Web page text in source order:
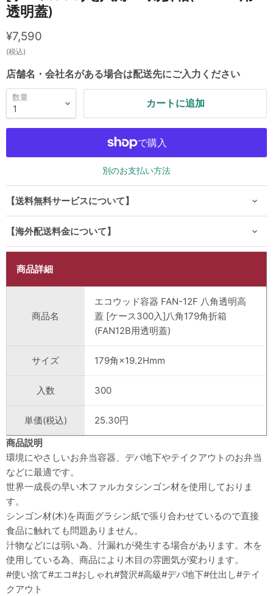
透明蓋)
現在の価格
¥7,590
(税込)
店舗名・会社名がある場合は配送先にご入力ください
数量
カートに追加
別のお支払い方法
【送料無料サービスについて】
【海外配送料金について】
商品詳細
商品名
エコウッド容器 FAN-12F 八角透明高
蓋 [ケース300入]八角179角折箱
(FAN12B用透明蓋)
サイズ 179角×19.2Hmm
入数 300
単価(税込)
25.30円
商品説明
環境にやさしいお弁当容器、デパ地下やテイクアウトのお弁当
などに最適です。
世界一成長の早い木ファルカタシンゴン材を使用しておりま
す。
シンゴン材(木)を両面グラシン紙で張り合わせているので直接
食品に触れても問題ありません。
汁物などには弱い為、汁漏れが発生する場合があります。木を
使用している為、商品により木目の雰囲気が変わります。
#使い捨て#エコ#おしゃれ#贅沢#高級#デパ地下#仕出し#テイ
クアウト